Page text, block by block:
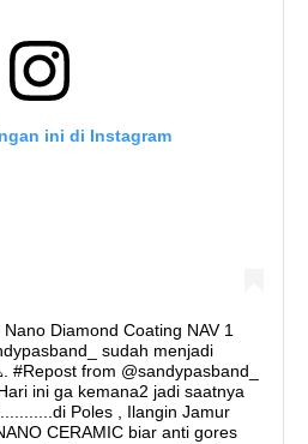
ini di Instagram
Diamond Coating NAV 1
sudah menjadi
#Repost from @sandypasband_
ini ga kemana2 jadi saatnya
Poles , Ilangin Jamur
CERAMIC biar anti gores